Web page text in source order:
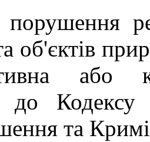
об'єктів
або
до Кодексу
та